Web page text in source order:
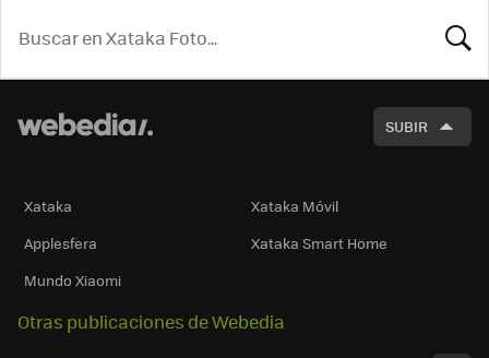
SUBIR
Xataka
Xataka Móvil
Applesfera
Xataka Smart Home
Mundo Xiaomi
Otras publicaciones de Webedia